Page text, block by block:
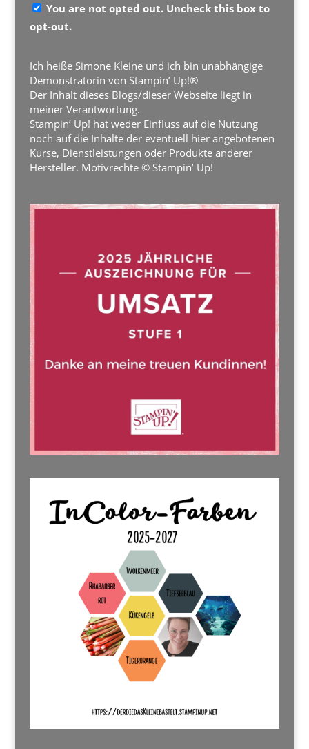
You are not opted out. Uncheck this box to
opt-out.
Ich heiße Simone Kleine und ich bin unabhängige
Demonstratorin von Stampin’ Up!®
Der Inhalt dieses Blogs/dieser Webseite liegt in
meiner Verantwortung.
Stampin’ Up! hat weder Einfluss auf die Nutzung
noch auf die Inhalte der eventuell hier angebotenen
Kurse, Dienstleistungen oder Produkte anderer
Hersteller. Motivrechte © Stampin’ Up!